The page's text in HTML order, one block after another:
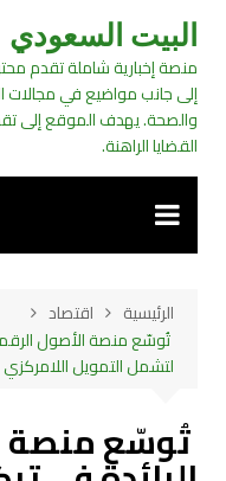
التجاوز
المحتوى
البيت السعودي
منصة إخبارية شاملة تقدم
إلى جانب مواضيع في مجالات
والصحة. يهدف الموقع إلى
القضايا الراهنة.
الرئيسية
اقتصاد
لتشمل التمويل
تُوسّع منصة